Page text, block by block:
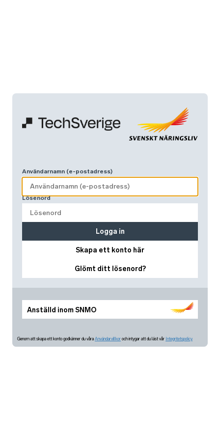
Anställd inom SNMO
Användarnamn (e-postadress)
Lösenord
Skapa ett konto här
Glömt ditt lösenord?
Logga in
Genom att skapa ett konto godkänner du våra Användarvillkor och intygar att du läst vår Integritetspolicy.